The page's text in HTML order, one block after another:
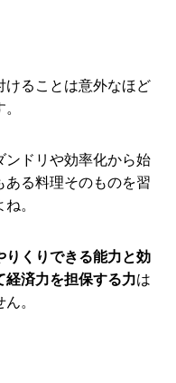
けることは意外なほど
ンドリや効率化から始
ある料理そのものを習
。
りくりできる能力と効
経済力を担保する力は
。